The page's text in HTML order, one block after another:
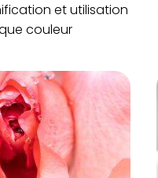
et utilisation
couleur